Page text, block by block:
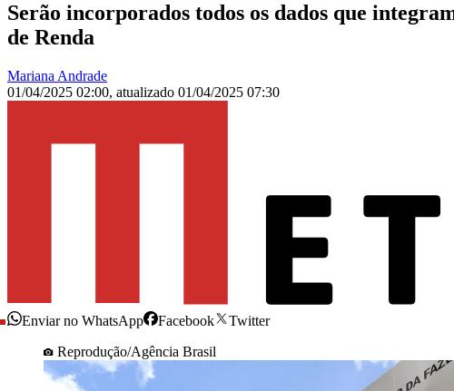
Serão incorporados todos os dados que
de Renda
Mariana Andrade
01/04/2025 02:00, atualizado 01/04/2025 07:30
Enviar no WhatsApp Facebook
Twitter
Reprodução/Agência Brasil